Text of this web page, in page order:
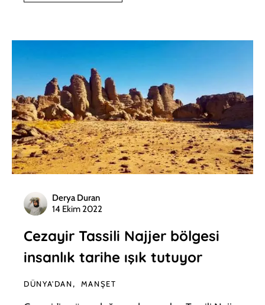
Derya Duran
14 Ekim 2022
Cezayir Tassili Najjer bölgesi
insanlık tarihe ışık tutuyor
DÜNYA'DAN MANŞET